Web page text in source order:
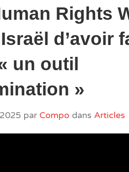
Rights
d’avoir
un outil
»
par Compo dans Articles